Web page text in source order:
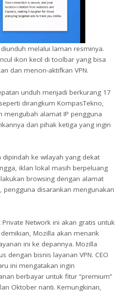
melalui laman resminya.
ikon kecil di toolbar yang bisa
dan menon-aktifkan VPN.
unduh menjadi berkurang 17
dirangkum KompasTekno,
mengubah alamat IP pengguna
dari pihak ketiga yang ingin
ke wilayah yang dekat
iklan lokal masih berpeluang
browsing dengan alamat
pengguna disarankan mengunakan
Network ini akan gratis untuk
Mozilla akan menarik
ini ke depannya. Mozilla
dengan bisnis layanan VPN. CEO
ini mengatakan ingin
berbayar untuk fitur “premium”
Oktober nanti. Kemungkinan,